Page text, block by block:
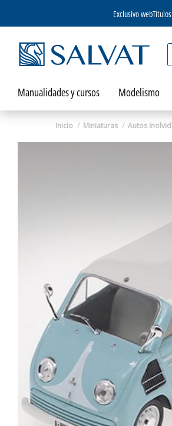
Exclusivo web
Manualidades y cursos Modelismo
Inicio Miniaturas Autos